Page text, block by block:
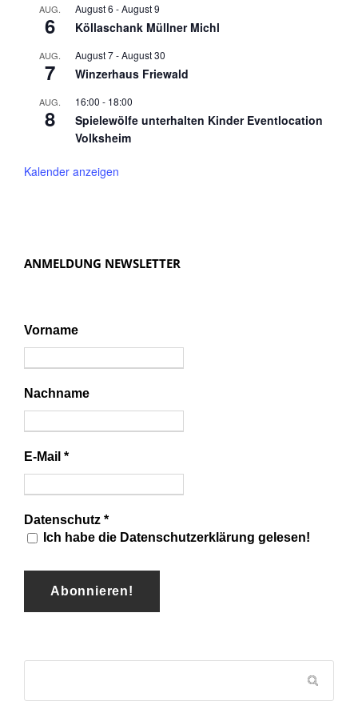
AUG.
6
August 6 -August 9
Köllaschank Müllner Michl
AUG.
7
August 7-August 30
Winzerhaus Friewald
AUG.
8
16:00 - 18:00
Spielewölfe unterhalten Kinder Eventlocation
Volksheim
Kalender anzeigen
ANMELDUNG NEWSLETTER
Vorname
Nachname
E-Mail *
Datenschutz *
Ich habe die Datenschutzerklärung gelesen!